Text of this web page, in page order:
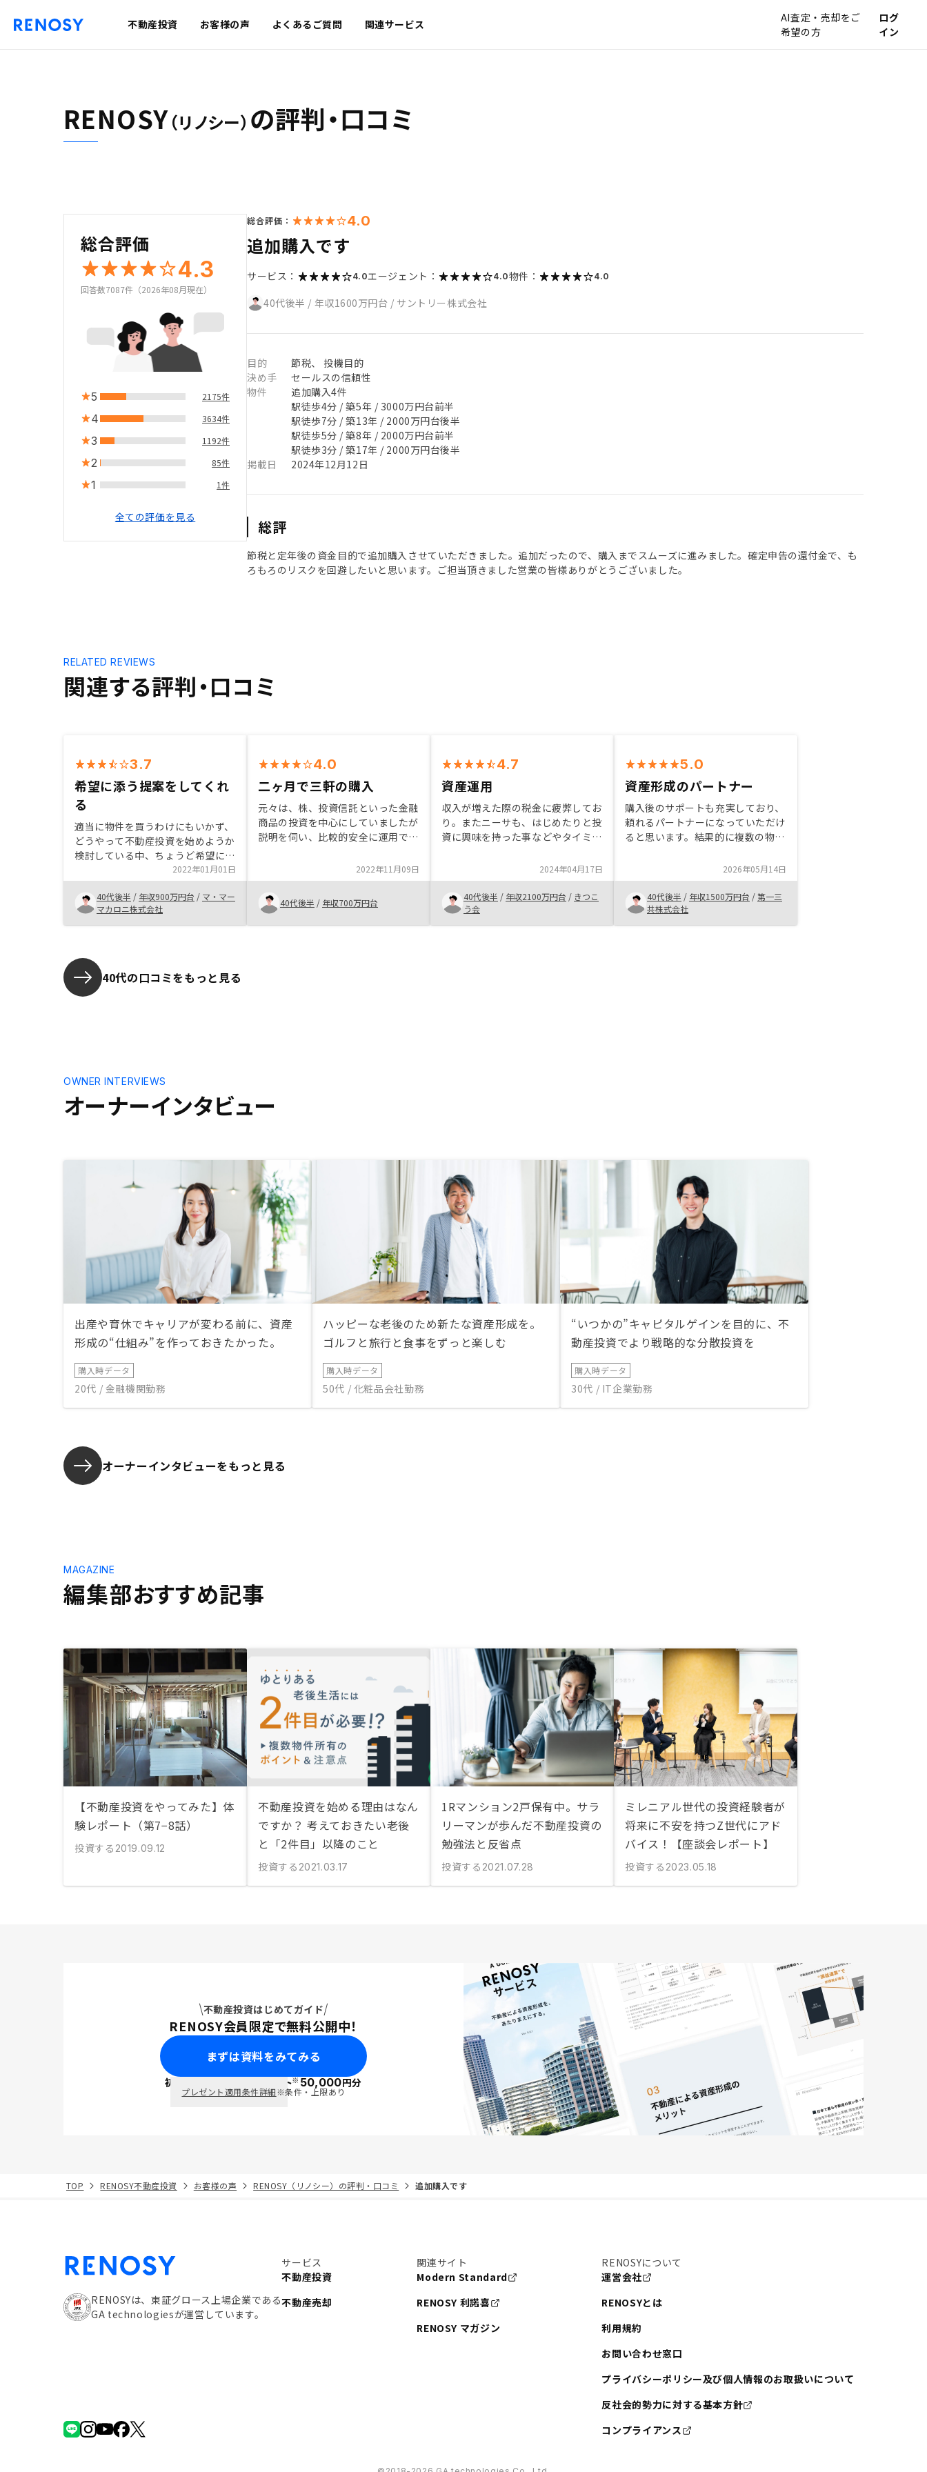
不動産投資 お客様の声 よくあるご質問 関連サービス
AI査定・売却をご
希望の方
ログ
イン
RENOSY（リノシー） の評判・口コミ
総合評価
4.3
回答数7087件（2026年08月現在）
5 2175件
4 3634件
3 1192件
2 85件
1 1件
全ての評価を見る
総合評価： 4.0
追加購入です
サービス： 4.0エージェント： 4.0物件： 4.0
40代後半 / 年収1600万円台 / サントリー株式会社
目的
節税、 投機目的
決め手
セールスの信頼性
物件
追加購入4件
駅徒歩4分 / 築5年 / 3000万円台前半
駅徒歩7分 / 築13年 / 2000万円台後半
駅徒歩5分 / 築8年 / 2000万円台前半
駅徒歩3分 / 築17年 / 2000万円台後半
掲載日
2024年12月12日
総評
節税と定年後の資金目的で追加購入させていただきました。追加だったので、購入までスムーズに進みました。確定申告の還付金で、も
ろもろのリスクを回避したいと思います。ご担当頂きました営業の皆様ありがとうございました。
関連する評判・口コミ
RELATED REVIEWS
3.7
希望に添う提案をしてくれ
る
適当に物件を買うわけにもいかず、
どうやって不動産投資を始めようか
検討している中、ちょうど希望に添
うRENOSYを見つけました。2022年01月01日
40代後半 / 年収900万円台 / マ・マー
マカロニ株式会社
4.0
二ヶ月で三軒の購入
元々は、株、投資信託といった金融
商品の投資を中心にしていましたが
説明を伺い、比較的安全に運用でき
などから興味を持ちました。リノシ
ーを選んだのは最新の技術を活用し
ている点への期待で、これからも長
くお付き合いをお願いしたいです。
2022年11月09日
40代後半 / 年収700万円台
4.7
資産運用
収入が増えた際の税金に疲弊してお
り。またニーサも、はじめたりと投
資に興味を持った事などやタイミン
ニーズとマッチした事がきっかけで
始めました。 資産について様々な
運用の一つとしてもらえています。
2024年04月17日
40代後半 / 年収2100万円台 / きつこ
う会
5.0
資産形成のパートナー
購入後のサポートも充実しており、
頼れるパートナーになっていただけ
ると思います。結果的に複数の物件
ずれも素晴らしいものを購入でき、
大変満足しています。各エリアの特
長や将来性についても丁寧にご説明
いただけました。特にありません。
2026年05月14日
40代後半 / 年収1500万円台 /第一三
共株式会社
40代の口コミをもっと見る
オーナーインタビュー
OWNER INTERVIEWS
出産や育休でキャリアが変わる前に、資産
形成の“仕組み”を作っておきたかった。
購入時データ
20代 / 金融機関勤務
ハッピーな老後のため新たな資産形成を。
ゴルフと旅行と食事をずっと楽しむ
購入時データ
50代 / 化粧品会社勤務
“いつかの”キャピタルゲインを目的に、不
動産投資でより戦略的な分散投資を
購入時データ
30代 / IT企業勤務
オーナーインタビューをもっと見る
編集部おすすめ記事
MAGAZINE
【不動産投資をやってみた】体
験レポート（第7−8話）
投資する 2019.09.12
不動産投資を始める理由はなん
ですか？ 考えておきたい老後
と「2件目」以降のこと
投資する 2021.03.17
1Rマンション2戸保有中。サラ
リーマンが歩んだ不動産投資の
勉強法と反省点
投資する 2021.07.28
ミレニアル世代の投資経験者が
将来に不安を持つZ世代にアド
バイス！【座談会レポート】
投資する 2023.05.18
不動産投資はじめてガイド
RENOSY会員限定で無料公開中！
まずは資料をみてみる
初回面談で ポイント※50,000円分
プレゼント適用条件詳細※条件・上限あり
TOP RENOSY不動産投資 お客様の声 RENOSY（リノシー）の評判・口コミ 追加購入です
RENOSYは、東証グロース上場企業である
GA technologiesが運営しています。
サービス
不動産投資
不動産売却
関連サイト
Modern Standard
RENOSY 利諾喜
RENOSY マガジン
RENOSYについて
運営会社
RENOSYとは
利用規約
お問い合わせ窓口
プライバシーポリシー及び個人情報のお取扱いについて
反社会的勢力に対する基本方針
コンプライアンス